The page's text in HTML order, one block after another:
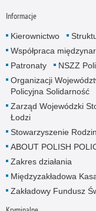
Informacje
Kierownictwo
Współpraca
Patronaty
NSZZ
Organizacji
Policyjna Solidarność
Zarząd Wojewódzki
Łodzi
Stowarzyszenie
ABOUT POLISH
Zakres działania
Międzyzakładowa
Zakładowy Fundusz